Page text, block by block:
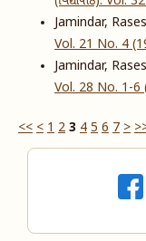
Jamindar,
Vol. 21 No. 4
Jamindar,
Vol. 28 No. 1-6
<< < 1 2 3 4 5 6 7 >